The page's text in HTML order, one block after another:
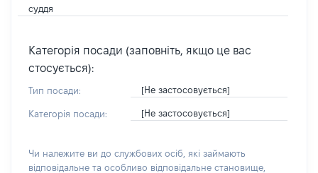
суддя
Категорія посади (заповніть, якщо це вас
стосується):
Тип посади: [Не застосовується]
Категорія посади: [Не застосовується]
Чи належите ви до службових осіб, які займають
відповідальне та особливо відповідальне становище,